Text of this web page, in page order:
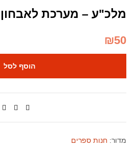
מלכ"ע – מערכת לאבחון
₪50
הוסף לסל
מדור: חנות ספרים